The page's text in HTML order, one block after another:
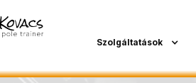
Szolgáltatások